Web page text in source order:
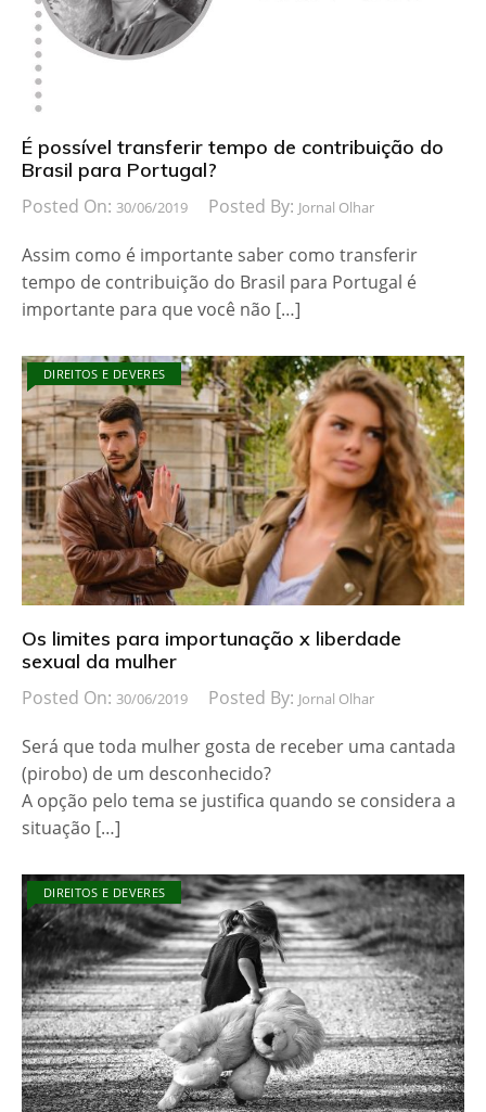
É possível transferir tempo de contribuição do
Brasil para Portugal?
Posted On: 30/06/2019 Posted By: Jornal Olhar
Assim como é importante saber como transferir
tempo de contribuição do Brasil para Portugal é
importante para que você não […]
DIREITOS E DEVERES
Os limites para importunação x liberdade
sexual da mulher
Posted On: 30/06/2019 Posted By: Jornal Olhar
Será que toda mulher gosta de receber uma cantada
(pirobo) de um desconhecido?
A opção pelo tema se justifica quando se considera a
situação […]
DIREITOS E DEVERES